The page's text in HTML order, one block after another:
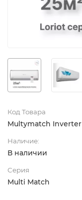
Код Товара
Multymatch Inverter
Наличие:
В наличии
Серия
Multi Match